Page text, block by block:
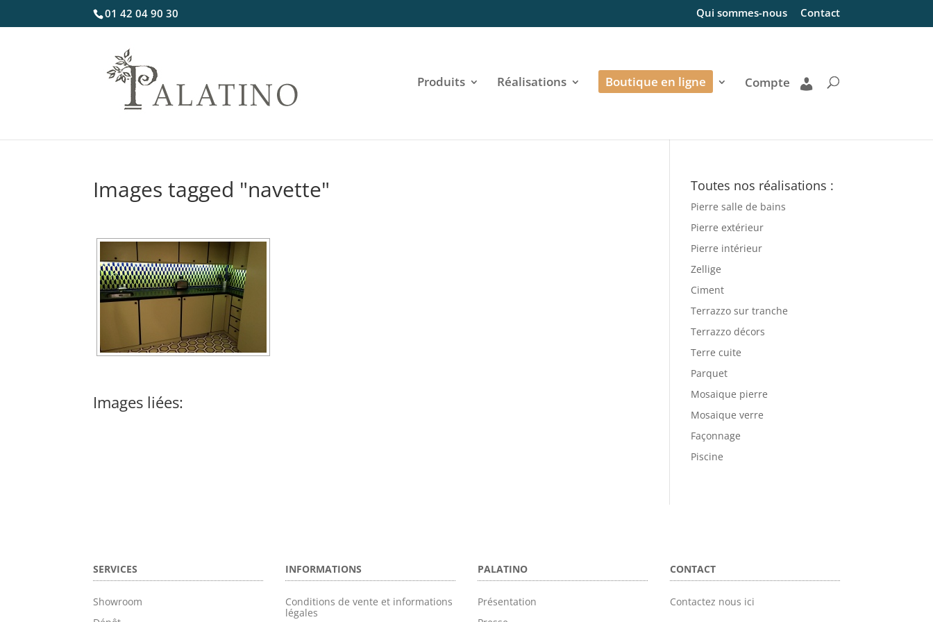
01 42 04 90 30 Qui sommes-nous Contact
Produits Réalisations Boutique en ligne Compte
Images tagged "navette"
Images liées:
Toutes nos réalisations :
Pierre salle de bains
Pierre extérieur
Pierre intérieur
Zellige
Ciment
Terrazzo sur tranche
Terrazzo décors
Terre cuite
Parquet
Mosaique pierre
Mosaique verre
Façonnage
Piscine
SERVICES
Showroom
INFORMATIONS
Conditions de vente et informations
légales
PALATINO
Présentation
CONTACT
Contactez nous ici